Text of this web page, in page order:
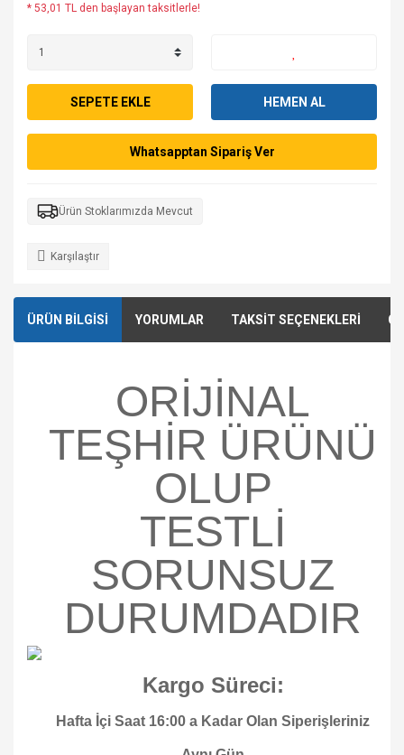
* 53,01 TL den başlayan taksitlerle!
SEPETE EKLE HEMEN AL
Whatsapptan Sipariş Ver
Ürün Stoklarımızda Mevcut
Karşılaştır
ÜRÜN BİLGİSİ YORUMLAR TAKSİT SEÇENEKLERİ
ORİJİNAL
TEŞHİR ÜRÜNÜ
OLUP
TESTLİ
SORUNSUZ
DURUMDADIR
Kargo Süreci:
Hafta İçi Saat 16:00 a Kadar Olan Siperişleriniz